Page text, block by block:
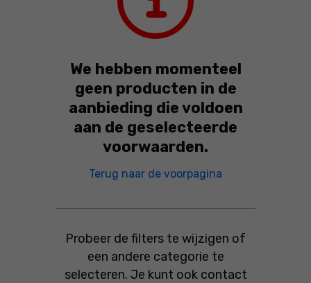
We hebben momenteel
geen producten in de
aanbieding die voldoen
aan de geselecteerde
voorwaarden.
Terug naar de voorpagina
Probeer de filters te wijzigen of
een andere categorie te
selecteren. Je kunt ook contact